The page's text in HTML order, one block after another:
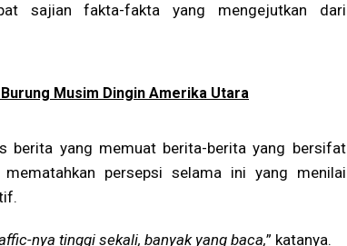
sajian fakta-fakta yang mengejutkan dari
Musim Dingin Amerika Utara
berita yang memuat berita-berita yang bersifat
persepsi selama ini yang menilai
nya tinggi sekali, banyak yang baca,” katanya.